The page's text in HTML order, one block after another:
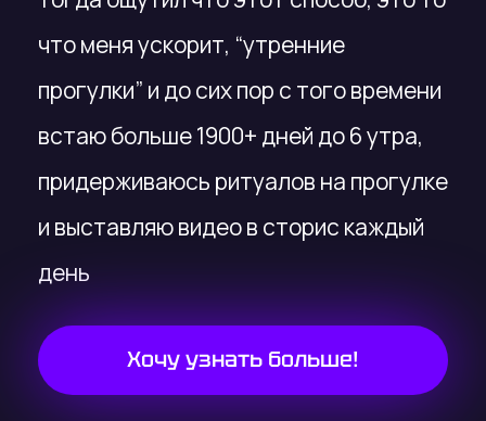
Благодаря
развитию и взгляду
со стороны
наставников моя
жизнь кардинально
изменилась
Поэтому я тебе предлагаю
начать наше знакомство с
Диагностики жизнина
которой: